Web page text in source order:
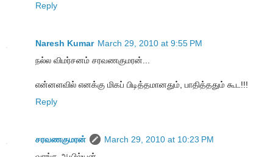
Reply
Naresh Kumar March 29, 2010 at 9:55 PM
நல்ல விமர்சனம் சரவணகுமரன்...
என்னளவில் எனக்கு மிகப் பிடித்தமானதும், பாதித்ததும் கூட!!!
Reply
சரவணகுமரன்
March 29, 2010 at 10:23 PM